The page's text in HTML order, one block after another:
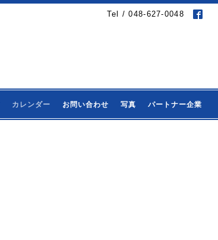
Tel / 048-627-0048
カレンダー お問い合わせ 写真 パートナー企業